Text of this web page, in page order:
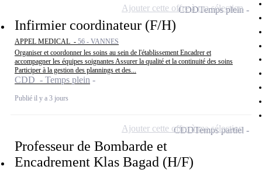
Infirmier coordinateur (F/H)
APPEL MEDICAL - 56 - VANNES
Organiser et coordonner les soins au sein de l'établissement Encadrer et
accompagner les équipes soignantes Assurer la qualité et la continuité des soins
Participer à la gestion des plannings et des...
CDD - Temps plein
Publié il y a 3 jours
CDDTemps plein
Ajouter cette offre à ma sélection
Professeur de Bombarde et
Encadrement Klas Bagad (H/F)
CDDTemps partiel
Ajouter cette offre à ma sélection